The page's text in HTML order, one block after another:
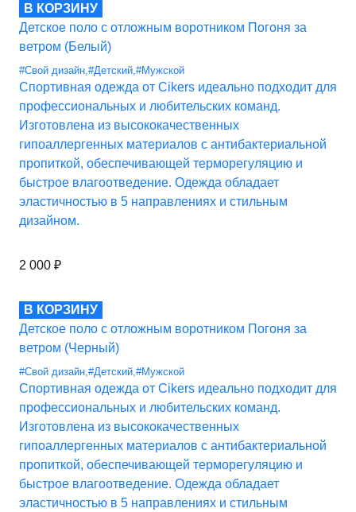
В КОРЗИНУ
Детское поло с отложным воротником Погоня за
ветром (Белый)
#Свой дизайн,#Детский,#Мужской
Спортивная одежда от Cikers идеально подходит для
профессиональных и любительских команд.
Изготовлена из высококачественных
гипоаллергенных материалов с антибактериальной
пропиткой, обеспечивающей терморегуляцию и
быстрое влагоотведение. Одежда обладает
эластичностью в 5 направлениях и стильным
дизайном.
2 000 ₽
В КОРЗИНУ
Детское поло с отложным воротником Погоня за
ветром (Черный)
#Свой дизайн,#Детский,#Мужской
Спортивная одежда от Cikers идеально подходит для
профессиональных и любительских команд.
Изготовлена из высококачественных
гипоаллергенных материалов с антибактериальной
пропиткой, обеспечивающей терморегуляцию и
быстрое влагоотведение. Одежда обладает
эластичностью в 5 направлениях и стильным